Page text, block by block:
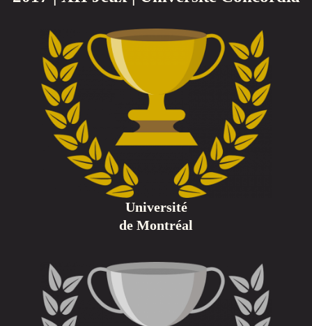
Université
de Montréal